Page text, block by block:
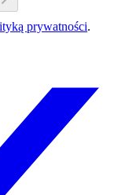
prywatności.